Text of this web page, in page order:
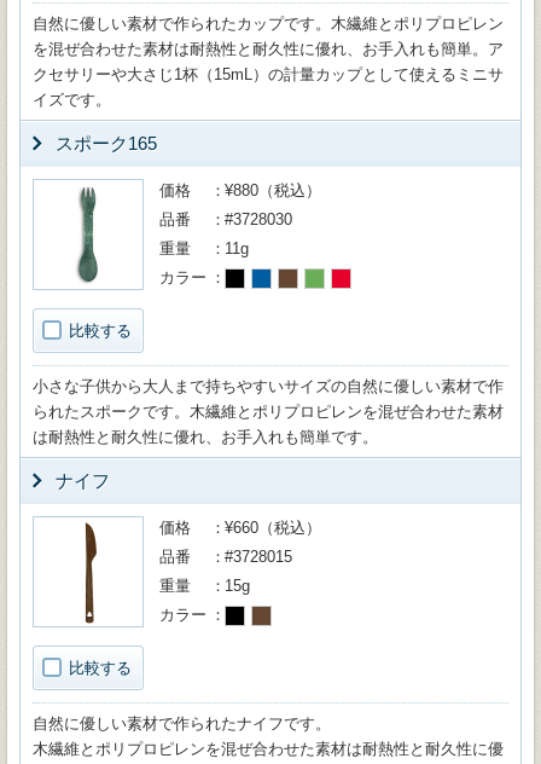
自然に優しい素材で作られたカップです。木繊維とポリプロピレン
を混ぜ合わせた素材は耐熱性と耐久性に優れ、お手入れも簡単。ア
クセサリーや大さじ1杯（15mL）の計量カップとして使えるミニサ
イズです。
スポーク165
比較する
価格
¥880（税込）
品番
#3728030
重量
11g
カラー
小さな子供から大人まで持ちやすいサイズの自然に優しい素材で作
られたスポークです。木繊維とポリプロピレンを混ぜ合わせた素材
は耐熱性と耐久性に優れ、お手入れも簡単です。
ナイフ
比較する
価格
¥660（税込）
品番
#3728015
重量
15g
カラー
自然に優しい素材で作られたナイフです。
木繊維とポリプロピレンを混ぜ合わせた素材は耐熱性と耐久性に優